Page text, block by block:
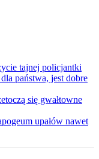
tajnej policjantki
państwa, jest dobre
się gwałtowne
upałów nawet